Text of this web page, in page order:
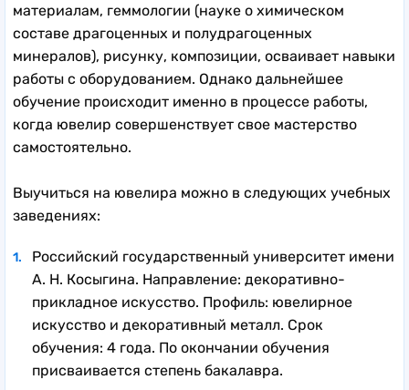
материалам, геммологии (науке о химическом
составе драгоценных и полудрагоценных
минералов), рисунку, композиции, осваивает навыки
работы с оборудованием. Однако дальнейшее
обучение происходит именно в процессе работы,
когда ювелир совершенствует свое мастерство
самостоятельно.
Выучиться на ювелира можно в следующих учебных
заведениях:
Российский государственный университет имени
А. Н. Косыгина. Направление: декоративно-
прикладное искусство. Профиль: ювелирное
искусство и декоративный металл. Срок
обучения: 4 года. По окончании обучения
присваивается степень бакалавра.